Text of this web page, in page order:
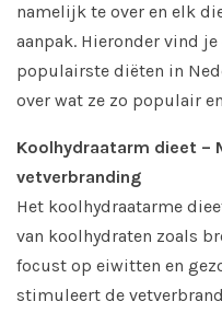
namelijk te over en elk
aanpak. Hieronder vind
populairste diëten in
over wat ze zo populair
Koolhydraatarm dieet –
vetverbranding
Het koolhydraatarme
van koolhydraten zoals
focust op eiwitten en
stimuleert de